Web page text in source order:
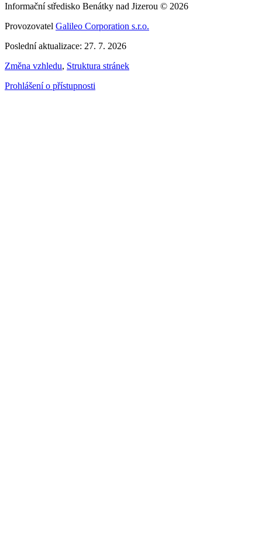
Informační středisko Benátky nad Jizerou © 2026
Provozovatel Galileo Corporation s.r.o.
Poslední aktualizace: 27. 7. 2026
Změna vzhledu, Struktura stránek
Prohlášení o přístupnosti